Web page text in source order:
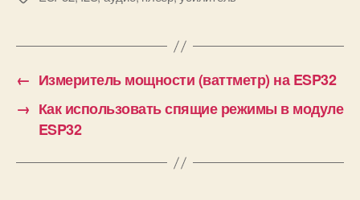
к
← Измеритель мощности (ваттметр) на ESP32
→ Как использовать спящие режимы в модуле
ESP32